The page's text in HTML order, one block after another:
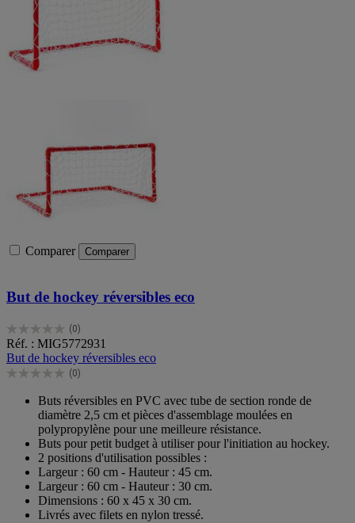
Comparer Comparer
But de hockey réversibles eco
(0)
0.0
sur
5
étoiles.
Réf. : MIG5772931
But de hockey réversibles eco
(0)
0.0
étoiles.
Buts réversibles en PVC avec tube de section ronde de
diamètre 2,5 cm et pièces d'assemblage moulées en
polypropylène pour une meilleure résistance.
Buts pour petit budget à utiliser pour l'initiation au hockey.
2 positions d'utilisation possibles :
Largeur : 60 cm - Hauteur : 45 cm.
Largeur : 60 cm - Hauteur : 30 cm.
Dimensions : 60 x 45 x 30 cm.
Livrés avec filets en nylon tressé.